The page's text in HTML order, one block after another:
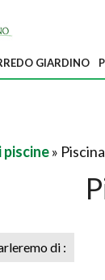
GIARDINO
»
di :